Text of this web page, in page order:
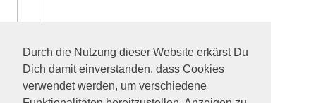
Durch die Nutzung dieser Website erkärst Du
Dich damit einverstanden, dass Cookies
verwendet werden, um verschiedene